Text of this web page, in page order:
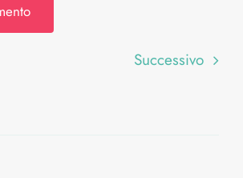
Successivo